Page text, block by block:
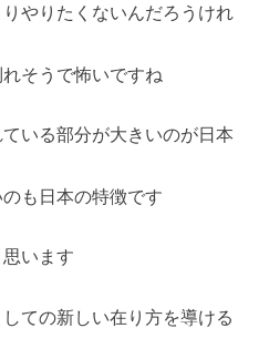
やりたくないんだろうけれ
そうで怖いですね
いる部分が大きいのが日本
も日本の特徴です
います
ての新しい在り方を導ける